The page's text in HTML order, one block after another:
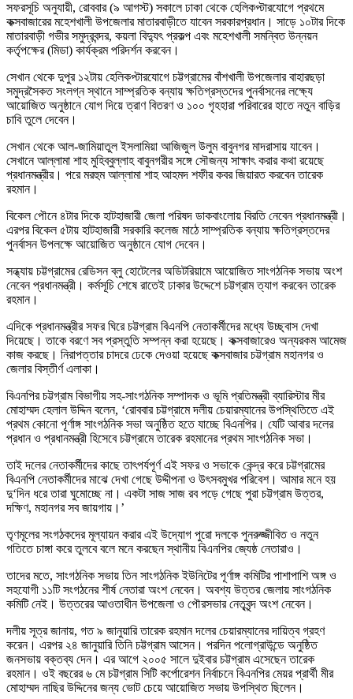
সফরসূচি অনুযায়ী, রোববার (৯ আগস্ট) সকালে ঢাকা থেকে হেলিকপ্টারযোগে প্রথমে
কক্সবাজারের মহেশখালী উপজেলার মাতারবাড়ীতে যাবেন সরকারপ্রধান। সাড়ে ১০টার দিকে
মাতারবাড়ী গভীর সমুদ্রবন্দর, কয়লা বিদ্যুৎ প্রকল্প এবং মহেশখালী সমন্বিত উন্নয়ন
কর্তৃপক্ষের (মিডা) কার্যক্রম পরিদর্শন করবেন।
সেখান থেকে দুপুর ১২টায় হেলিকপ্টারযোগে চট্টগ্রামের বাঁশখালী উপজেলার বাহারছড়া
সমুদ্রসৈকত সংলগ্ন স্থানে সাম্প্রতিক বন্যায় ক্ষতিগ্রস্তদের পুনর্বাসনের লক্ষ্যে
আয়োজিত অনুষ্ঠানে যোগ দিয়ে ত্রাণ বিতরণ ও ১০০ গৃহহারা পরিবারের হাতে নতুন বাড়ির
চাবি তুলে দেবেন।
সেখান থেকে আল-জামিয়াতুল ইসলামিয়া আজিজুল উলুম বাবুনগর মাদরাসায় যাবেন।
সেখানে আল্লামা শাহ মুহিব্বুল্লাহ বাবুনগরীর সঙ্গে সৌজন্য সাক্ষাৎ করার কথা রয়েছে
প্রধানমন্ত্রীর। পরে মরহুম আল্লামা শাহ আহমদ শফীর কবর জিয়ারত করবেন তারেক
রহমান।
বিকেল পৌনে ৪টার দিকে হাটহাজারী জেলা পরিষদ ডাকবাংলোয় বিরতি নেবেন প্রধানমন্ত্রী।
এরপর বিকেল ৫টায় হাটহাজারী সরকারি কলেজ মাঠে সাম্প্রতিক বন্যায় ক্ষতিগ্রস্তদের
পুনর্বাসন উপলক্ষে আয়োজিত অনুষ্ঠানে যোগ দেবেন।
সন্ধ্যায় চট্টগ্রামের রেডিসন ব্লু হোটেলের অডিটরিয়ামে আয়োজিত সাংগঠনিক সভায় অংশ
নেবেন প্রধানমন্ত্রী। কর্মসূচি শেষে রাতেই ঢাকার উদ্দেশে চট্টগ্রাম ত্যাগ করবেন তারেক
রহমান।
এদিকে প্রধানমন্ত্রীর সফর ঘিরে চট্টগ্রাম বিএনপি নেতাকর্মীদের মধ্যে উচ্ছ্বাস দেখা
দিয়েছে। তাকে বরণে সব প্রস্তুতি সম্পন্ন করা হয়েছে। কক্সবাজারেও অন্যরকম আমেজ
কাজ করছে। নিরাপত্তার চাদরে ঢেকে দেওয়া হয়েছে কক্সবাজার চট্টগ্রাম মহানগর ও
জেলার বিস্তীর্ণ এলাকা।
বিএনপির চট্টগ্রাম বিভাগীয় সহ-সাংগঠনিক সম্পাদক ও ভূমি প্রতিমন্ত্রী ব্যারিস্টার মীর
মোহাম্মদ হেলাল উদ্দিন বলেন, ‘রোববার চট্টগ্রামে দলীয় চেয়ারম্যানের উপস্থিতিতে এই
প্রথম কোনো পূর্ণাঙ্গ সাংগঠনিক সভা অনুষ্ঠিত হতে যাচ্ছে বিএনপির। যেটি আবার দলের
প্রধান ও প্রধানমন্ত্রী হিসেবে চট্টগ্রামে তারেক রহমানের প্রথম সাংগঠনিক সভা।
তাই দলের নেতাকর্মীদের কাছে তাৎপর্যপূর্ণ এই সফর ও সভাকে কেন্দ্র করে চট্টগ্রামের
বিএনপি নেতাকর্মীদের মাঝে দেখা গেছে উদ্দীপনা ও উৎসবমুখর পরিবেশ। আমার মনে হয়
দু‘দিন ধরে তারা ঘুমোচ্ছে না। একটা সাজ সাজ রব পড়ে গেছে পুরা চট্টগ্রাম উত্তর,
দক্ষিণ, মহানগর সব জায়গায়।’
তৃণমূলের সংগঠকদের মূল্যায়ন করার এই উদ্যোগ পুরো দলকে পুনরুজ্জীবিত ও নতুন
গতিতে চাঙ্গা করে তুলবে বলে মনে করছেন স্থানীয় বিএনপির জ্যেষ্ঠ নেতারাও।
তাদের মতে, সাংগঠনিক সভায় তিন সাংগঠনিক ইউনিটের পূর্ণাঙ্গ কমিটির পাশাপাশি অঙ্গ ও
সহযোগী ১১টি সংগঠনের শীর্ষ নেতারা অংশ নেবেন। অবশ্য উত্তর জেলায় সাংগঠনিক
কমিটি নেই। উত্তরের আওতাধীন উপজেলা ও পৌরসভার নেতৃবৃন্দ অংশ নেবেন।
দলীয় সূত্র জানায়, গত ৯ জানুয়ারি তারেক রহমান দলের চেয়ারম্যানের দায়িত্ব গ্রহণ
করেন। এরপর ২৪ জানুয়ারি তিনি চট্টগ্রাম আসেন। পরদিন পলোগ্রাউন্ডে অনুষ্ঠিত
জনসভায় বক্তব্য দেন। এর আগে ২০০৫ সালে দুইবার চট্টগ্রাম এসেছেন তারেক
রহমান। ওই বছরের ৬ মে চট্টগ্রাম সিটি কর্পোরেশন নির্বাচনে বিএনপির মেয়র প্রার্থী মীর
মোহাম্মদ নাছির উদ্দিনের জন্য ভোট চেয়ে আয়োজিত সভায় উপস্থিত ছিলেন।